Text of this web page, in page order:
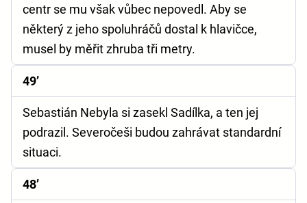
centr se mu však vůbec nepovedl. Aby se
některý z jeho spoluhráčů dostal k hlavičce,
musel by měřit zhruba tři metry.
49’
Sebastián Nebyla si zasekl Sadílka, a ten jej
podrazil. Severočeši budou zahrávat standardní
situaci.
48’